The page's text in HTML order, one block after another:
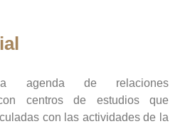
agenda de relaciones
centros de estudios que
con las actividades de la